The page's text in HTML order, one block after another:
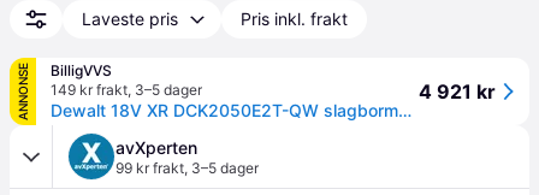
Laveste pris Pris inkl. frakt
ANNONSE
BilligVVS
149 kr frakt, 3–5 dager
Dewalt 18V XR DCK2050E2T-QW slagbormaskin og slagtrekker kombisett, 2 stk 18V x 1.7 Ah
4 921 kr
avXperten
99 kr frakt, 3–5 dager